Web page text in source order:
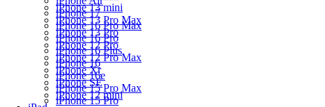
iPhone 13 mini
iPhone 13 Pro Max
iPhone 13 Pro
iPhone 12 Pro
iPhone 12 Pro Max
iPhone Xr
iPhone SE
iPhone 12 mini
iPhone 17
iPhone 16 Pro Max
iPhone 16 Pro
iPhone 16 Plus
iPhone 16
iPhone 16e
iPhone 15 Pro Max
iPhone 15 Pro